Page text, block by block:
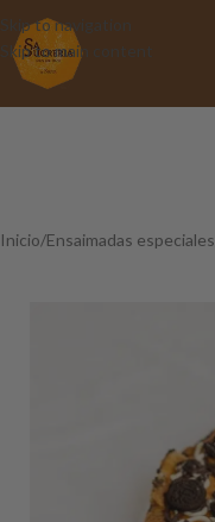
Skip to navigation
Skip to main content
Inicio/Ensaimadas especiales